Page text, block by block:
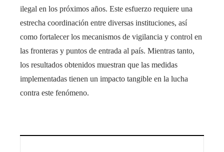
ilegal en los próximos años. Este esfuerzo requiere una
estrecha coordinación entre diversas instituciones, así
como fortalecer los mecanismos de vigilancia y control en
las fronteras y puntos de entrada al país. Mientras tanto,
los resultados obtenidos muestran que las medidas
implementadas tienen un impacto tangible en la lucha
contra este fenómeno.